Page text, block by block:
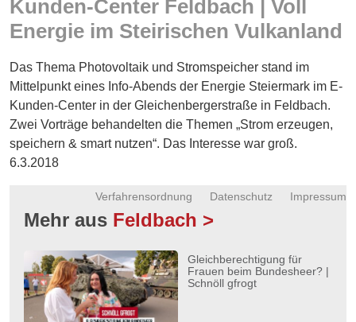
Energie
Schnöll
gfrogt
Zonen
Podcast
Kunden-Center Feldbach | Voll
Energie im Steirischen Vulkanland
Das Thema Photovoltaik und Stromspeicher stand im
Mittelpunkt eines Info-Abends der Energie Steiermark im E-
Kunden-Center in der Gleichenbergerstraße in Feldbach.
Zwei Vorträge behandelten die Themen „Strom erzeugen,
speichern & smart nutzen“. Das Interesse war groß.
6.3.2018
Impressum
Datenschutz
Verfahrensordnung
Mehr aus Feldbach >
Gleichberechtigung für
Frauen beim Bundesheer? |
Schnöll gfrogt